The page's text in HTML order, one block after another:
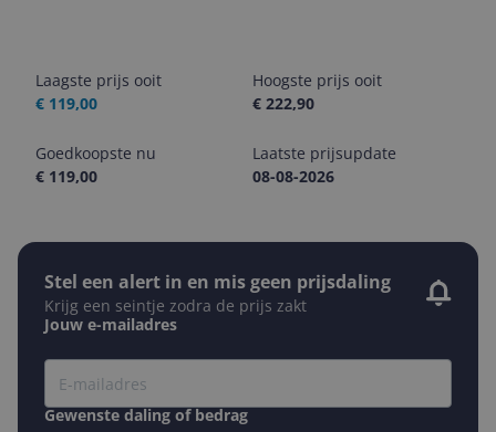
Laagste prijs ooit
€ 119,00
Hoogste prijs ooit
€ 222,90
Goedkoopste nu
€ 119,00
Laatste prijsupdate
08-08-2026
Stel een alert in en mis geen prijsdaling
Krijg een seintje zodra de prijs zakt
Jouw e-mailadres
Gewenste daling of bedrag